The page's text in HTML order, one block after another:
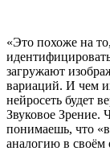
«Это похоже на
загружают
вариаций. И чем
нейросеть будет
Звуковое Зрение.
понимаешь, что
аналогию в своём